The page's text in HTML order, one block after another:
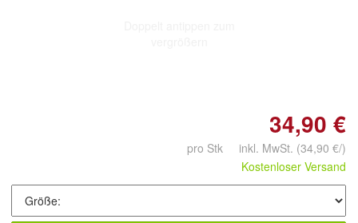
34,90 €
pro Stk inkl. MwSt. (34,90 €/)
Kostenloser Versand